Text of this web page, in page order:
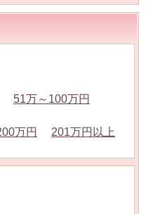
51万～100万円
万円 201万円以上